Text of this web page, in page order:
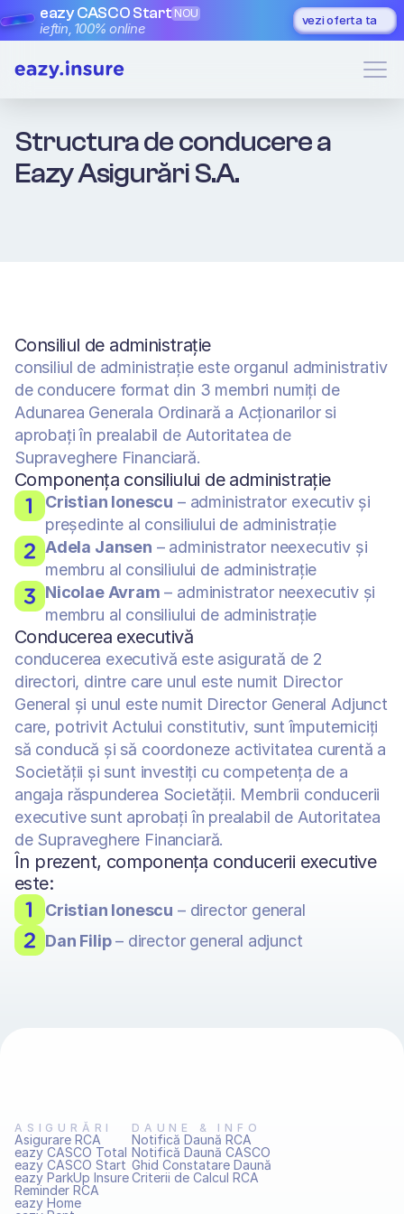
eazy CASCO Start NOU
ieftin, 100% online vezi oferta ta
Structura de conducere a
Eazy Asigurări S.A.
Consiliul de administraţie
consiliul de administraţie este organul administrativ
de conducere format din 3 membri numiți de
Adunarea Generala Ordinară a Acționarilor si
aprobați în prealabil de Autoritatea de
Supraveghere Financiară.
Componența consiliului de administrație
Cristian Ionescu – administrator executiv și
președinte al consiliului de administrație
Adela Jansen – administrator neexecutiv și
membru al consiliului de administrație
Nicolae Avram – administrator neexecutiv și
membru al consiliului de administrație
Conducerea executivă
conducerea executivă este asigurată de 2
directori, dintre care unul este numit Director
General și unul este numit Director General Adjunct
care, potrivit Actului constitutiv, sunt împuterniciți
să conducă şi să coordoneze activitatea curentă a
Societății şi sunt investiți cu competenţa de a
angaja răspunderea Societăţii. Membrii conducerii
executive sunt aprobați în prealabil de Autoritatea
de Supraveghere Financiară.
În prezent, componența conducerii executive
este:
Cristian Ionescu – director general
Dan Filip – director general adjunct
ASIGURĂRI
Asigurare RCA
eazy CASCO Total
eazy CASCO Start
eazy ParkUp Insure
Reminder RCA
eazy Home
DAUNE & INFO
Notifică Daună RCA
Notifică Daună CASCO
Ghid Constatare Daună
Criterii de Calcul RCA